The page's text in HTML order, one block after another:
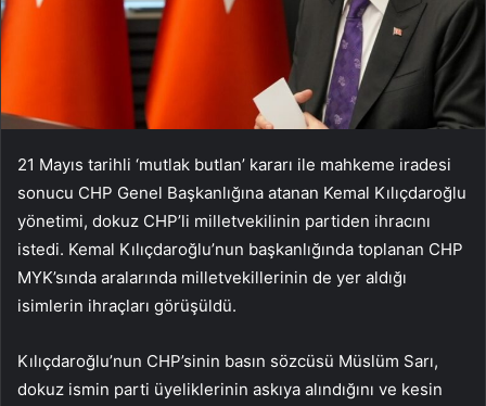
21 Mayıs tarihli ‘mutlak butlan’ kararı ile mahkeme iradesi
sonucu CHP Genel Başkanlığına atanan Kemal Kılıçdaroğlu
yönetimi, dokuz CHP’li milletvekilinin partiden ihracını
istedi. Kemal Kılıçdaroğlu’nun başkanlığında toplanan CHP
MYK’sında aralarında milletvekillerinin de yer aldığı
isimlerin ihraçları görüşüldü.
Kılıçdaroğlu’nun CHP’sinin basın sözcüsü Müslüm Sarı,
dokuz ismin parti üyeliklerinin askıya alındığını ve kesin